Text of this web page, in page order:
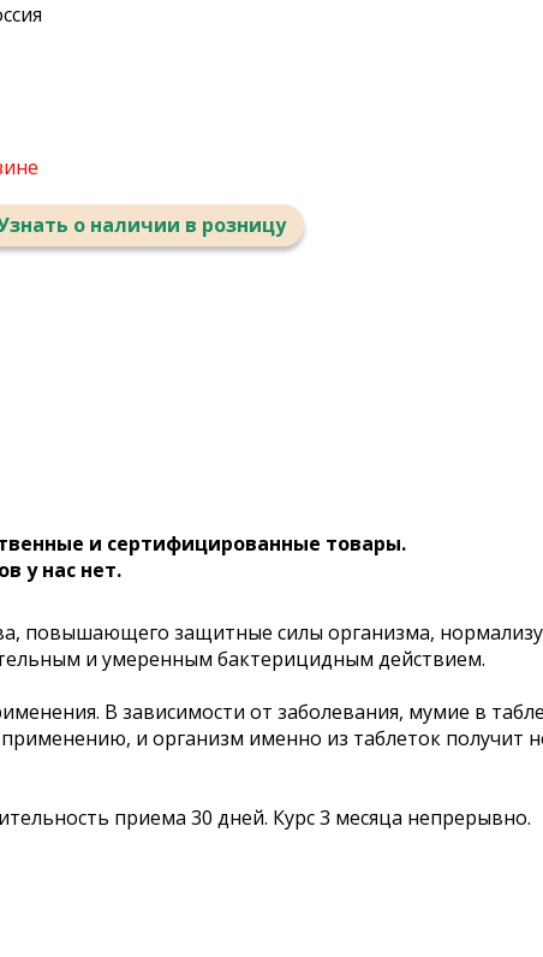
о наличии в розницу
и сертифицированные товары.
у нас нет.
повышающего защитные силы организма,
и умеренным бактерицидным действием.
В зависимости от заболевания, мумие в
и организм именно из таблеток получит
приема 30 дней. Курс 3 месяца непрерывно.